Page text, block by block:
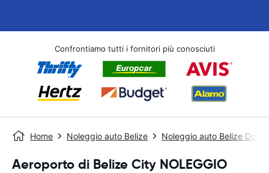
Confrontiamo tutti i fornitori più conosciuti
Home Noleggio auto Belize Noleggio auto Belize
Aeroporto di Belize City NOLEGGIO